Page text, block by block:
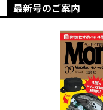
最新号のご案内